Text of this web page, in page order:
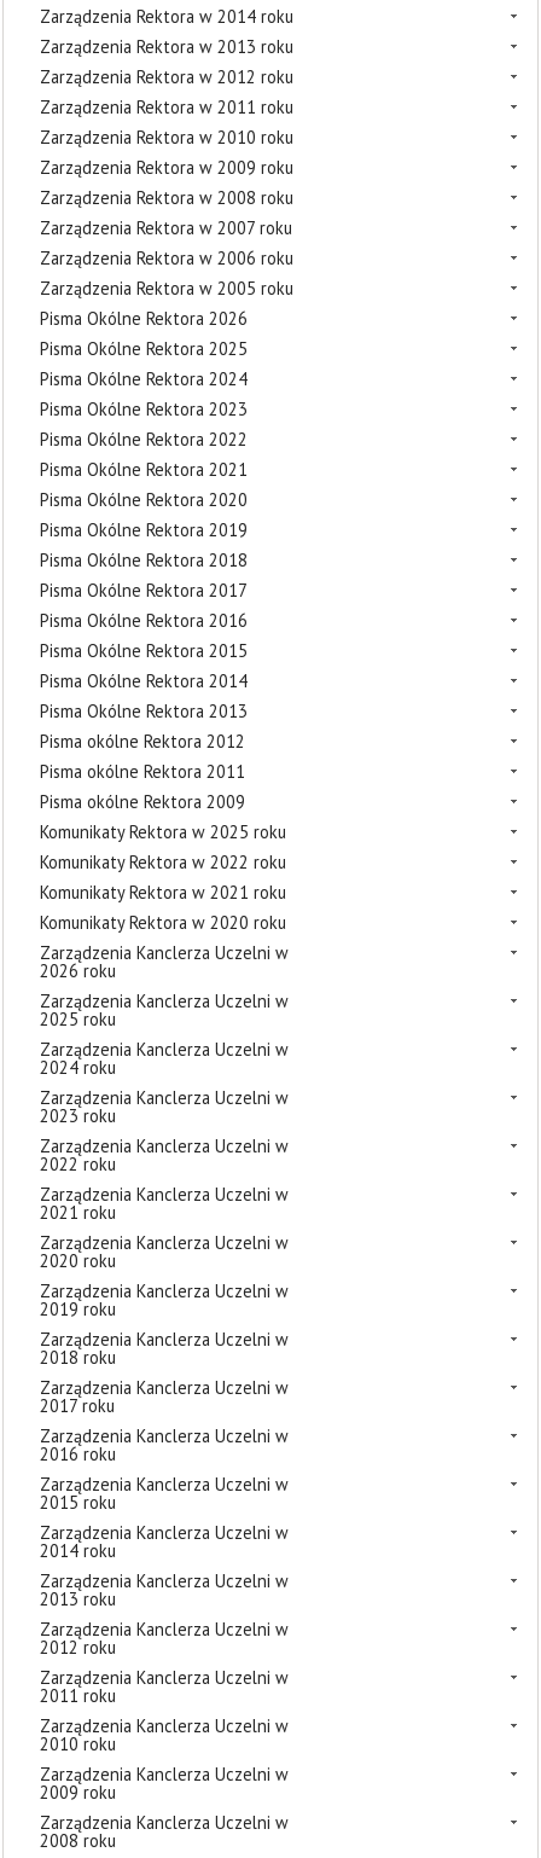
Zarządzenia Rektora w 2014 roku
Zarządzenia Rektora w 2013 roku
Zarządzenia Rektora w 2012 roku
Zarządzenia Rektora w 2011 roku
Zarządzenia Rektora w 2010 roku
Zarządzenia Rektora w 2009 roku
Zarządzenia Rektora w 2008 roku
Zarządzenia Rektora w 2007 roku
Zarządzenia Rektora w 2006 roku
Zarządzenia Rektora w 2005 roku
Pisma Okólne Rektora 2026
Pisma Okólne Rektora 2025
Pisma Okólne Rektora 2024
Pisma Okólne Rektora 2023
Pisma Okólne Rektora 2022
Pisma Okólne Rektora 2021
Pisma Okólne Rektora 2020
Pisma Okólne Rektora 2019
Pisma Okólne Rektora 2018
Pisma Okólne Rektora 2017
Pisma Okólne Rektora 2016
Pisma Okólne Rektora 2015
Pisma Okólne Rektora 2014
Pisma Okólne Rektora 2013
Pisma okólne Rektora 2012
Pisma okólne Rektora 2011
Pisma okólne Rektora 2009
Komunikaty Rektora w 2025 roku
Komunikaty Rektora w 2022 roku
Komunikaty Rektora w 2021 roku
Komunikaty Rektora w 2020 roku
Zarządzenia Kanclerza Uczelni w
2026 roku
Zarządzenia Kanclerza Uczelni w
2025 roku
Zarządzenia Kanclerza Uczelni w
2024 roku
Zarządzenia Kanclerza Uczelni w
2023 roku
Zarządzenia Kanclerza Uczelni w
2022 roku
Zarządzenia Kanclerza Uczelni w
2021 roku
Zarządzenia Kanclerza Uczelni w
2020 roku
Zarządzenia Kanclerza Uczelni w
2019 roku
Zarządzenia Kanclerza Uczelni w
2018 roku
Zarządzenia Kanclerza Uczelni w
2017 roku
Zarządzenia Kanclerza Uczelni w
2016 roku
Zarządzenia Kanclerza Uczelni w
2015 roku
Zarządzenia Kanclerza Uczelni w
2014 roku
Zarządzenia Kanclerza Uczelni w
2013 roku
Zarządzenia Kanclerza Uczelni w
2012 roku
Zarządzenia Kanclerza Uczelni w
2011 roku
Zarządzenia Kanclerza Uczelni w
2010 roku
Zarządzenia Kanclerza Uczelni w
2009 roku
Zarządzenia Kanclerza Uczelni w
2008 roku